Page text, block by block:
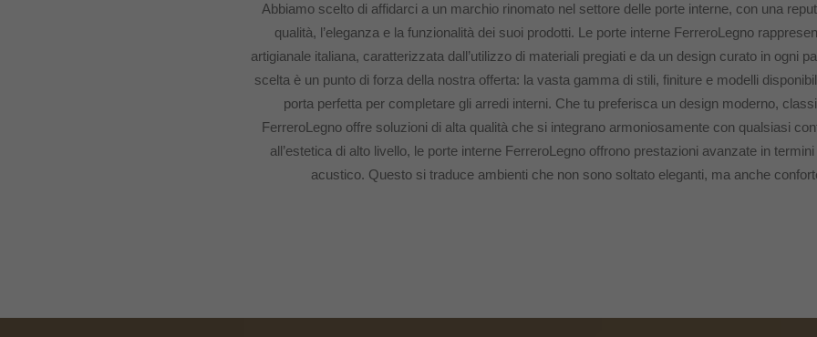
Abbiamo scelto di affidarci a un marchio rinomato nel settore delle porte interne, con una
qualità, l’eleganza e la funzionalità dei suoi prodotti. Le porte interne FerreroLegno
artigianale italiana, caratterizzata dall’utilizzo di materiali pregiati e da un design curato in ogni
scelta è un punto di forza della nostra offerta: la vasta gamma di stili, finiture e modelli
porta perfetta per completare gli arredi interni. Che tu preferisca un design moderno,
FerreroLegno offre soluzioni di alta qualità che si integrano armoniosamente con qualsiasi
all’estetica di alto livello, le porte interne FerreroLegno offrono prestazioni avanzate in
acustico. Questo si traduce ambienti che non sono soltato eleganti, ma anche